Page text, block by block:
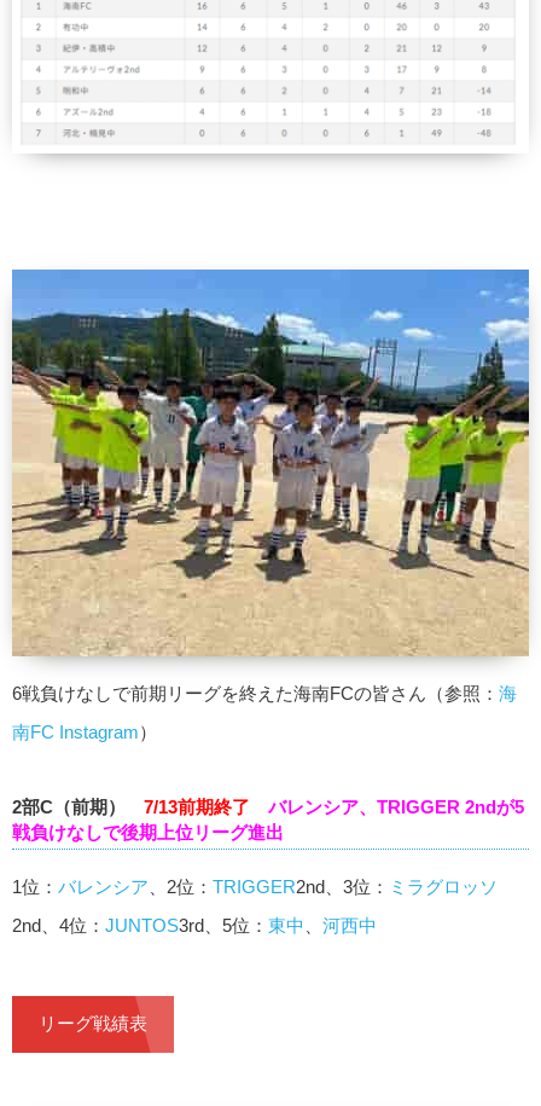
6戦負けなしで前期リーグを終えた海南FCの皆さん（参照： 海
南FC Instagram）
2部C（前期） 7/13前期終了バレンシア、TRIGGER 2ndが5
戦負けなしで後期上位リーグ進出
1位： バレンシア 、2位： TRIGGER2nd、3位： ミラグロッソ
2nd、4位： JUNTOS3rd、5位： 東中 河西中
リーグ戦績表